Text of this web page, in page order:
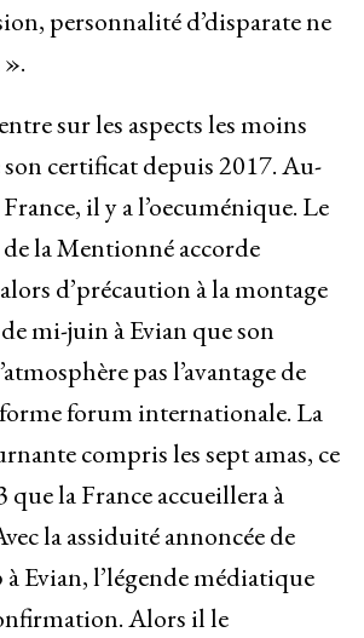
personnalité d’disparate ne
sur les aspects les moins
son certificat depuis 2017. Au-
il y a l’oecuménique. Le
la Mentionné accorde
d’précaution à la montage
mi-juin à Evian que son
pas l’avantage de
forum internationale. La
compris les sept amas, ce
que la France accueillera à
la assiduité annoncée de
Evian, l’légende médiatique
Alors il le